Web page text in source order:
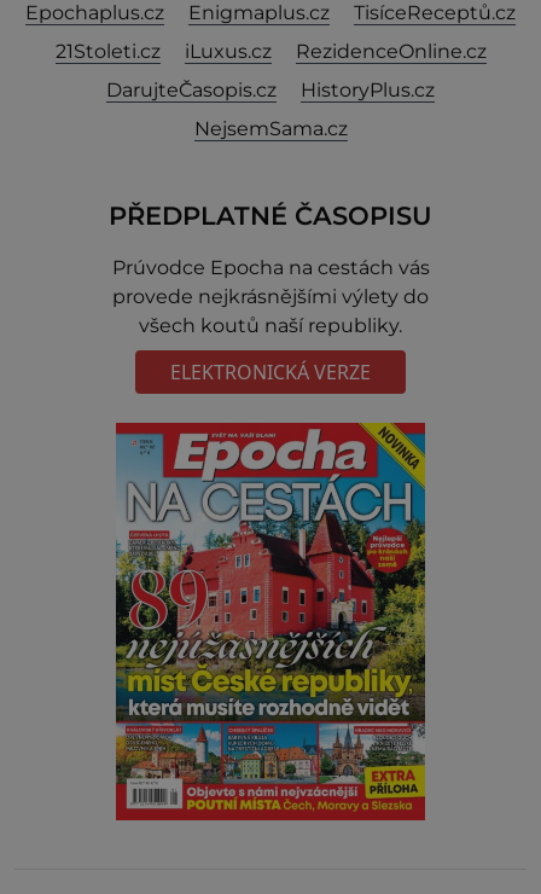
Epochaplus.cz
Enigmaplus.cz
TisíceReceptů.cz
21Stoleti.cz
iLuxus.cz
RezidenceOnline.cz
DarujteČasopis.cz
HistoryPlus.cz
NejsemSama.cz
PŘEDPLATNÉ ČASOPISU
Prúvodce Epocha na cestách vás
provede nejkrásnějšími výlety do
všech koutů naší republiky.
ELEKTRONICKÁ VERZE